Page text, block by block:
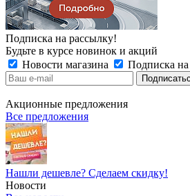
Подписка на рассылку!
Будьте в курсе новинок и акций
Новости магазина
Подписка
Акционные предложения
Все предложения
Нашли дешевле? Сделаем скидку!
Новости